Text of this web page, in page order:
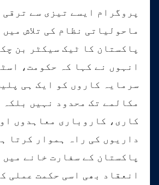
پروگرام ایسے تیزی سے ترقی
ماحولیاتی نظام کی تلاش میں
پاکستان کا ٹیک سیکٹر بن
انہوں نے کہا کہ حکومت،
سرمایہ کاروں کو ایک ہی
مکالمے تک محدود نہیں بلکہ
کاری، کاروباری معاہدوں
داریوں کی راہ ہموار کرتا
پاکستان کے سفارت خانے میں
انعقاد بھی اسی حکمت عملی